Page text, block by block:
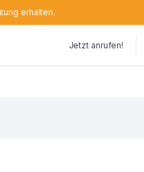
erhalten.
Jetzt anrufen!